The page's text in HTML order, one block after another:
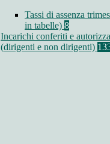
Tassi di assenza
in tabelle) 8
Incarichi conferiti e
(dirigenti e non dirigenti)